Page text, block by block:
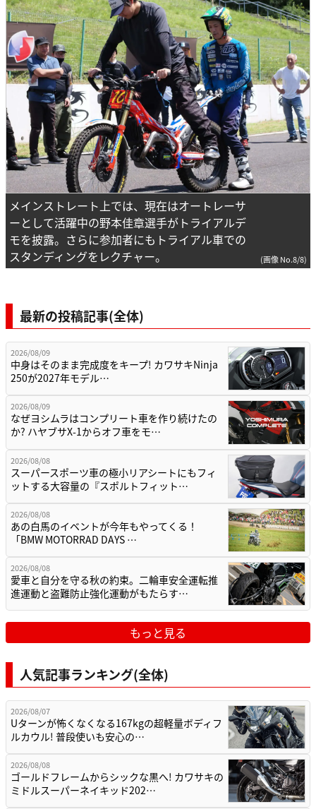
メインストレート上では、現在はオートレーサ
ーとして活躍中の野本佳章選手がトライアルデ
モを披露。さらに参加者にもトライアル車での
スタンディングをレクチャー。
(画像 No.8/8)
最新の投稿記事(全体)
2026/08/09
中身はそのまま完成度をキープ! カワサキNinja
250が2027年モデル…
2026/08/09
なぜヨシムラはコンプリート車を作り続けたの
か? ハヤブサX-1からオフ車をモ…
2026/08/08
スーパースポーツ車の極小リアシートにもフィ
ットする大容量の『スポルトフィット…
2026/08/08
あの白馬のイベントが今年もやってくる！
「BMW MOTORRAD DAYS …
2026/08/08
愛車と自分を守る秋の約束。二輪車安全運転推
進運動と盗難防止強化運動がもたらす…
もっと見る
人気記事ランキング(全体)
2026/08/07
Uターンが怖くなくなる167kgの超軽量ボディフ
ルカウル! 普段使いも安心の…
2026/08/08
ゴールドフレームからシックな黒へ! カワサキの
ミドルスーパーネイキッド202…